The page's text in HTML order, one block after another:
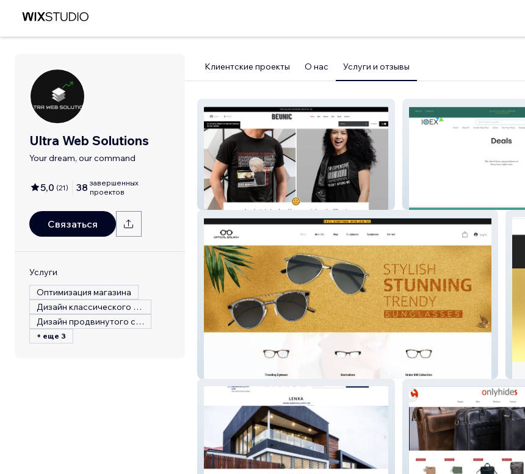
Ultra Web Solutions
Your dream, our command
5,0 (21) 38 завершенных
проектов
Связаться
Услуги
Оптимизация магазина
Дизайн классического сайта
Дизайн продвинутого сайта
+ еще 3
Клиентские проекты О нас Услуги и отзывы
beunic